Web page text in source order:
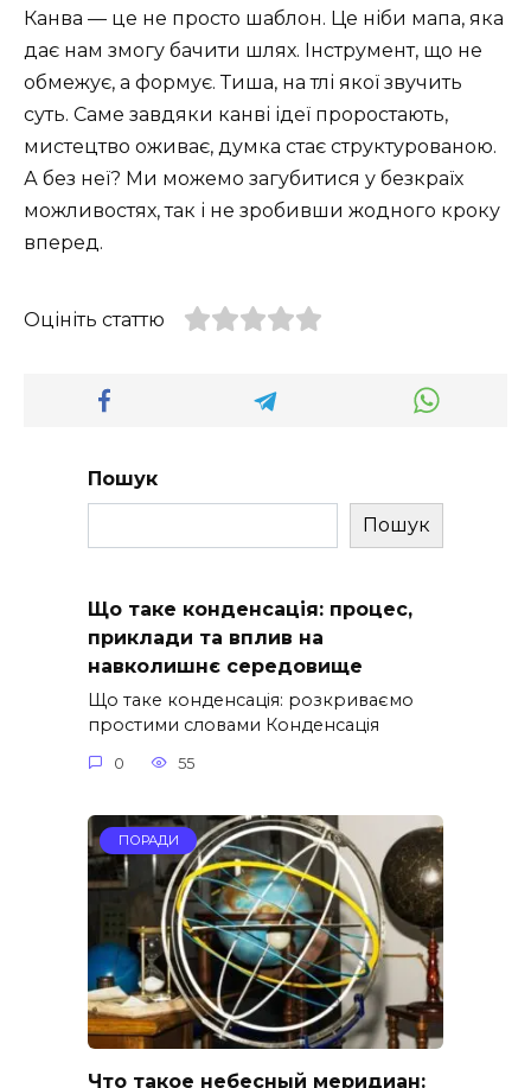
Канва — це не просто шаблон. Це ніби мапа, яка
дає нам змогу бачити шлях. Інструмент, що не
обмежує, а формує. Тиша, на тлі якої звучить
суть. Саме завдяки канві ідеї проростають,
мистецтво оживає, думка стає структурованою.
А без неї? Ми можемо загубитися у безкраїх
можливостях, так і не зробивши жодного кроку
вперед.
Оцініть статтю
Пошук
Пошук
Що таке конденсація: процес,
приклади та вплив на
навколишнє середовище
Що таке конденсація: розкриваємо
простими словами Конденсація
0 55
ПОРАДИ
Что такое небесный меридиан: